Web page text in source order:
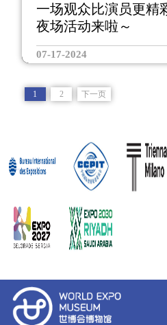
一场观众比演员更精
夜场活动来啦～
07-17-2024
1 2 下一页